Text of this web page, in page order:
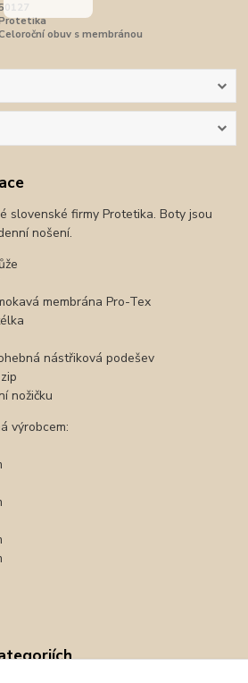
obuv s membránou
slovenské firmy Protetika. Boty jsou
nošení.
membrána Pro-Tex
nástřiková podešev
nožičku
výrobcem: